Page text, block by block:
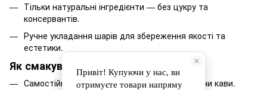
Тільки натуральні інгредієнти — без цукру та
консервантів.
Ручне укладання шарів для збереження якості та
естетики.
Як смакувати:
Самостійно — як вишуканий десерт до чаю чи кави.